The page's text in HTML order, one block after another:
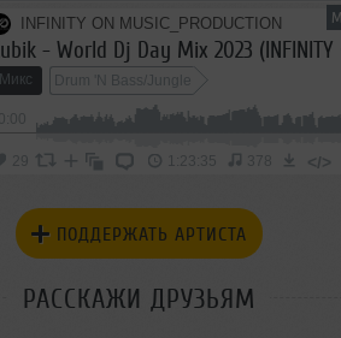
INFINITY ON MUSIC_PRODUCTION
Микс Drum 'N Bass/Jungle
29 1:23:35 378 </>
ПОДДЕРЖАТЬ АРТИСТА
РАССКАЖИ ДРУЗЬЯМ